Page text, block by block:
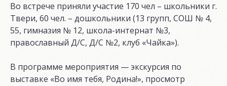
Во встрече приняли участие 170 чел – школьники г.
Твери, 60 чел. – дошкольники (13 групп, СОШ № 4,
55, гимназия № 12, школа-интернат №3,
православный Д/С, Д/С №2, клуб «Чайка»).
В программе мероприятия — экскурсия по
выставке «Во имя тебя, Родина!», просмотр